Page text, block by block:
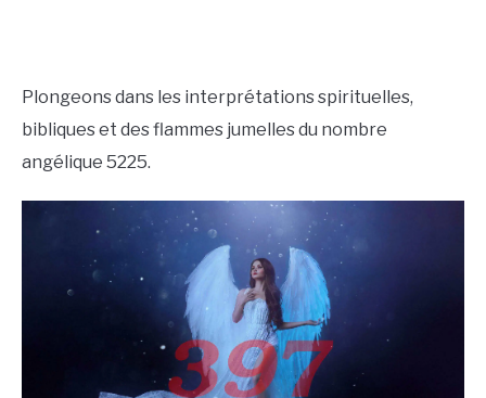
Plongeons dans les interprétations spirituelles,
bibliques et des flammes jumelles du nombre
angélique 5225.